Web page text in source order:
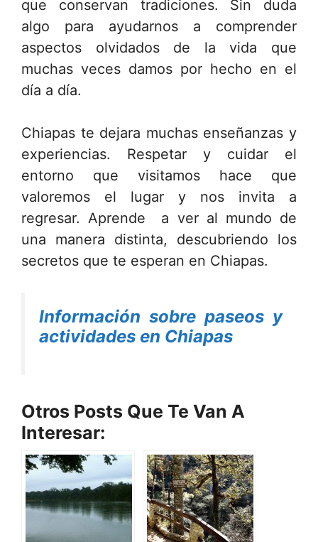
que conservan tradiciones. Sin duda
algo para ayudarnos a comprender
aspectos olvidados de la vida que
muchas veces damos por hecho en el
día a día.
Chiapas te dejara muchas enseñanzas y
experiencias. Respetar y cuidar el
entorno que visitamos hace que
valoremos el lugar y nos invita a
regresar. Aprende a ver al mundo de
una manera distinta, descubriendo los
secretos que te esperan en Chiapas.
Información sobre paseos y
actividades en Chiapas
Otros Posts Que Te Van A
Interesar: